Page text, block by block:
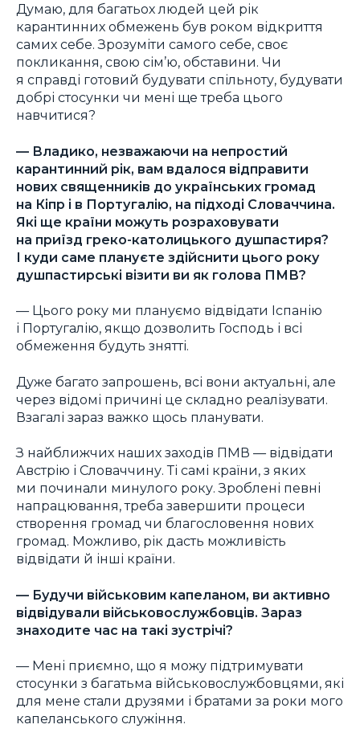
Думаю, для багатьох людей цей рік
карантинних обмежень був роком відкриття
самих себе. Зрозуміти самого себе, своє
покликання, свою сім’ю, обставини. Чи
я справді готовий будувати спільноту, будувати
добрі стосунки чи мені ще треба цього
навчитися?
— Владико, незважаючи на непростий
карантинний рік, вам вдалося відправити
нових священників до українських громад
на Кіпр і в Португалію, на підході Словаччина.
Які ще країни можуть розраховувати
на приїзд греко-католицького душпастиря?
І куди саме плануєте здійснити цього року
душпастирські візити ви як голова ПМВ?
— Цього року ми плануємо відвідати Іспанію
і Португалію, якщо дозволить Господь і всі
обмеження будуть знятті.
Дуже багато запрошень, всі вони актуальні, але
через відомі причині це складно реалізувати.
Взагалі зараз важко щось планувати.
З найближчих наших заходів ПМВ — відвідати
Австрію і Словаччину. Ті самі країни, з яких
ми починали минулого року. Зроблені певні
напрацювання, треба завершити процеси
створення громад чи благословення нових
громад. Можливо, рік дасть можливість
відвідати й інші країни.
— Будучи військовим капеланом, ви активно
відвідували військовослужбовців. Зараз
знаходите час на такі зустрічі?
— Мені приємно, що я можу підтримувати
стосунки з багатьма військовослужбовцями, які
для мене стали друзями і братами за роки мого
капеланського служіння.